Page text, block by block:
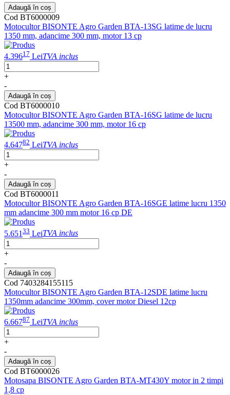
Adaugă în coș
Cod BT6000009
Motocultor BISONTE Agro Garden BTA-13SG latime de lucru
1350 mm, adancime 300 mm, motor 13 cp
4.39617 LeiTVA inclus
+
-
Adaugă în coș
Cod BT6000010
Motocultor BISONTE Agro Garden BTA-16SG latime de lucru
13500 mm, adancime 300 mm, motor 16 cp
4.64782 LeiTVA inclus
+
-
Adaugă în coș
Cod BT6000011
Motocultor BISONTE Agro Garden BTA-16SGE latime lucru 1350
mm adancime 300 mm motor 16 cp DE
5.651 33 LeiTVA inclus
+
-
Adaugă în coș
Cod 7403284155115
Motocultor BISONTE Agro Garden BTA-12SDE latime lucru
1350mm adancime 300mm, cover motor Diesel 12cp
6.66787 LeiTVA inclus
+
-
Adaugă în coș
Cod BT6000026
Motosapa BISONTE Agro Garden BTA-MT430Y motor in 2 timpi
1,8 cp